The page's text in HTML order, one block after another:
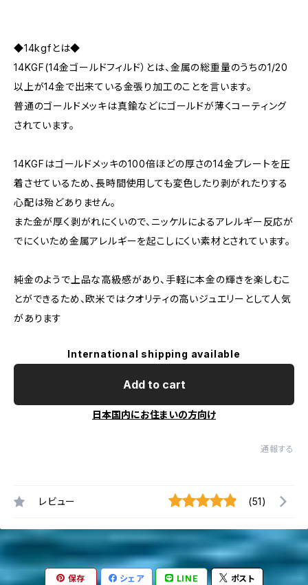
◆14kgfとは◆
14KGF(14金ゴールドフィルド）とは、金属の総重量のうちの1/20
以上が14金で出来ている金張り加工のことを言います。
普通のゴールドメッキは真鍮などにゴールドが薄くコーティング
されています。
14KGFはゴールドメッキの100倍ほどの厚さの14金プレートを圧
着させているため、長時間使用しても変色したり剥がれたりする
心配は殆どありません。
また金が厚く剥がれにくいので、ニッケルによるアレルギー反応が
でにくいため金属アレルギーを起こしにくい素材とされています。
純金のようで上品な高級感があり、手軽に本金の輝きを楽しむこ
とができるため、欧米ではクオリティの高いジュエリーとして人気
があります
International shipping available
Add to cart
日本国内にお住まいの方向け
通報する
レビュー (51)
保存 シェア LINE ポスト